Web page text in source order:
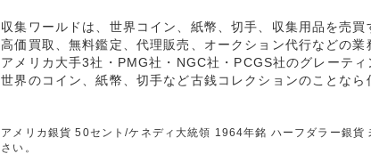
収集ワールドは、世界コイン、紙幣、切手、収集用品を売買
高価買取、無料鑑定、代理販売、オークション代行などの業
アメリカ大手3社・PMG社・NGC社・PCGS社のグレーティ
世界のコイン、紙幣、切手など古銭コレクションのことなら
アメリカ銀貨 50セント/ケネディ大統領 1964年銘 ハーフダラー銀貨
さい。